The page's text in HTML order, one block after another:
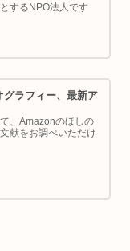
するNPO法人です
ラフィー、最新ア
、Amazonのほしの
献をお調べいただけ